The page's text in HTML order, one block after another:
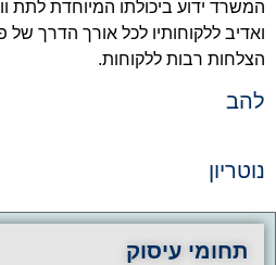
המשרד ידוע ביכולתו המיוחדת לתת
ואדיב ללקוחותיו לכל אורך הדרך
הצלחות רבות ללקוחות.
להב
נוטריון
תחומי עיסוק